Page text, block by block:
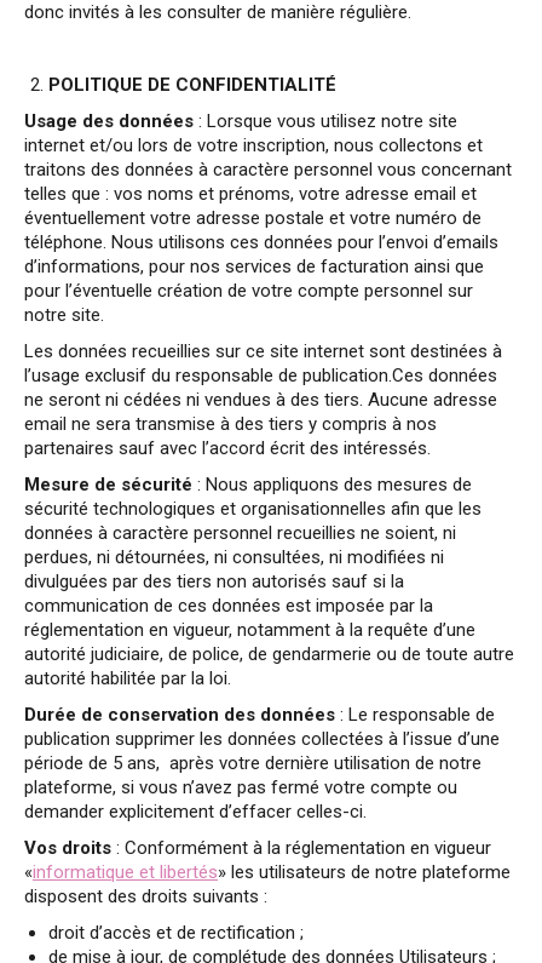
donc invités à les consulter de manière régulière.
POLITIQUE DE CONFIDENTIALITÉ
Usage des données : Lorsque vous utilisez notre site
internet et/ou lors de votre inscription, nous collectons et
traitons des données à caractère personnel vous concernant
telles que : vos noms et prénoms, votre adresse email et
éventuellement votre adresse postale et votre numéro de
téléphone. Nous utilisons ces données pour l’envoi d’emails
d’informations, pour nos services de facturation ainsi que
pour l’éventuelle création de votre compte personnel sur
notre site.
Les données recueillies sur ce site internet sont destinées à
l’usage exclusif du responsable de publication.Ces données
ne seront ni cédées ni vendues à des tiers. Aucune adresse
email ne sera transmise à des tiers y compris à nos
partenaires sauf avec l’accord écrit des intéressés.
Mesure de sécurité : Nous appliquons des mesures de
sécurité technologiques et organisationnelles afin que les
données à caractère personnel recueillies ne soient, ni
perdues, ni détournées, ni consultées, ni modifiées ni
divulguées par des tiers non autorisés sauf si la
communication de ces données est imposée par la
réglementation en vigueur, notamment à la requête d’une
autorité judiciaire, de police, de gendarmerie ou de toute autre
autorité habilitée par la loi.
Durée de conservation des données : Le responsable de
publication supprimer les données collectées à l’issue d’une
période de 5 ans, après votre dernière utilisation de notre
plateforme, si vous n’avez pas fermé votre compte ou
demander explicitement d’effacer celles-ci.
Vos droits : Conformément à la réglementation en vigueur
«informatique et libertés» les utilisateurs de notre plateforme
disposent des droits suivants :
droit d’accès et de rectification ;
de mise à jour, de complétude des données Utilisateurs ;